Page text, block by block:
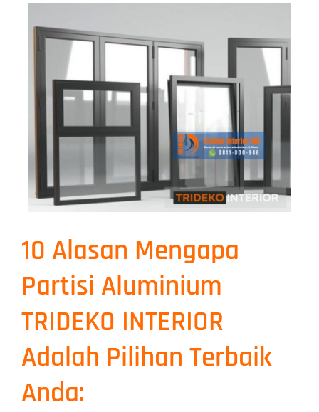
10 Alasan Mengapa
Partisi Aluminium
TRIDEKO INTERIOR
Adalah Pilihan Terbaik
Anda: